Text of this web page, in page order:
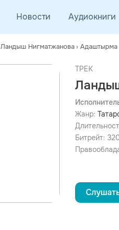
Новости Аудиокниги
Ландыш Нигматжанова › Адаштырма
ТРЕК
Жанр:
Битрейт:
просмотра рекламы
оформления
После просмотра Вы сможете
дополнительной